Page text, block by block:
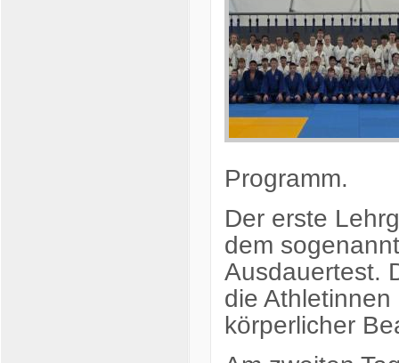
Programm.
Der erste
dem
Ausdauertest.
die
körperlicher